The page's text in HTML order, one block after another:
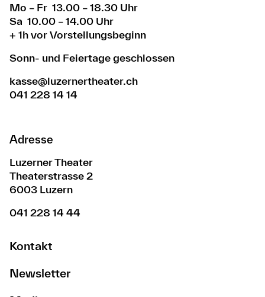
Mo – Fr 13.00 – 18.30 Uhr
Sa 10.00 – 14.00 Uhr
+ 1h vor Vorstellungsbeginn
Sonn- und Feiertage geschlossen
kasse@luzernertheater.ch
041 228 14 14
Adresse
Luzerner Theater
Theaterstrasse 2
6003 Luzern
041 228 14 44
Kontakt
Newsletter